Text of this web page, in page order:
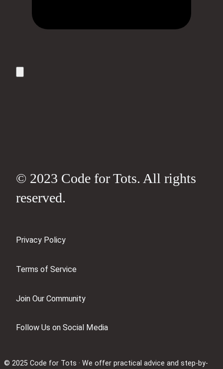
© 2023 Code for Tots. All rights
reserved.
Privacy Policy
Terms of Service
Join Our Community
Follow Us on Social Media
© 2025 Code for Tots · We offer practical advice and step-by-